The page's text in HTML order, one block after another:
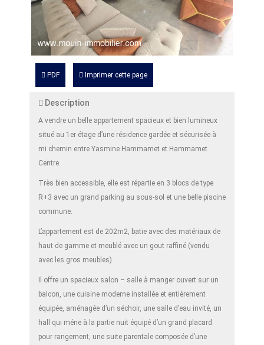
PDF Imprimer cette page
Description
A vendre un belle appartement spacieux et bien lumineux
situé au 1er étage d’une résidence gardée et sécurisée à
mi chemin entre Yasmine Hammamet et Hammamet
Centre.
Très bien accessible, elle est répartie en 3 blocs de type
R+3 avec un grand parking au sous-sol et une belle piscine
commune.
L’appartement est de 202m2, batie avec des matériaux de
haut de gamme et meublé avec un gout raffiné (vendu
avec les gros meubles).
Il offre un spacieux salon – salle à manger ouvert sur un
balcon, une cuisine moderne installée et entièrement
équipée, aménagée d’un séchoir, une salle d’eau invité, un
hall qui méne à la partie nuit équipé d’un grand placard
pour rangement, une suite parentale composée d’une